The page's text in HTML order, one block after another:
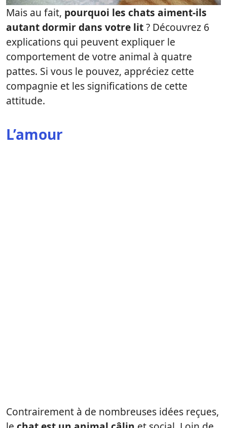
Mais au fait, pourquoi les chats aiment-ils
autant dormir dans votre lit? Découvrez 6
explications qui peuvent expliquer le
comportement de votre animal à quatre
pattes. Si vous le pouvez, appréciez cette
compagnie et les significations de cette
attitude.
L’amour
Contrairement à de nombreuses idées reçues,